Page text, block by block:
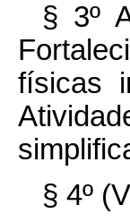
§ 3º
físicas
§ 4º